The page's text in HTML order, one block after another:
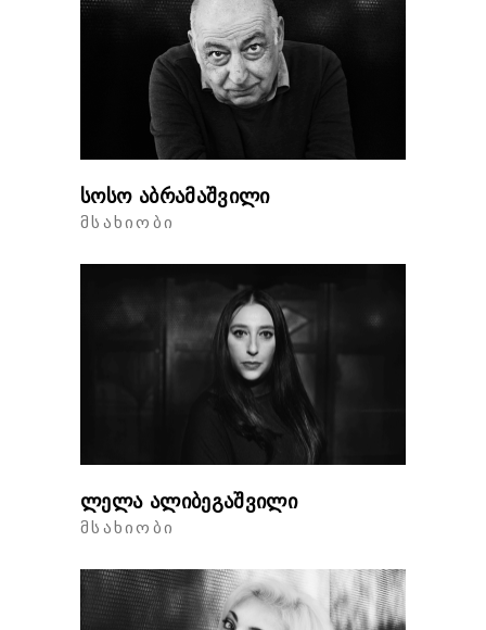
სოსო აბრამაშვილი
ᲛᲡᲐᲮᲘᲝᲑᲘ
ლელა ალიბეგაშვილი
ᲛᲡᲐᲮᲘᲝᲑᲘ